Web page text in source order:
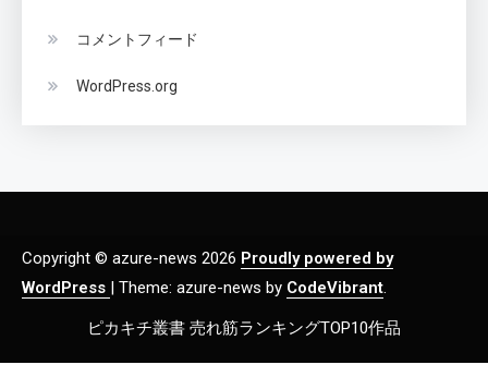
コメントフィード
WordPress.org
Copyright © azure-news 2026 Proudly powered by
WordPress | Theme: azure-news by CodeVibrant.
ピカキチ叢書 売れ筋ランキングTOP10作品